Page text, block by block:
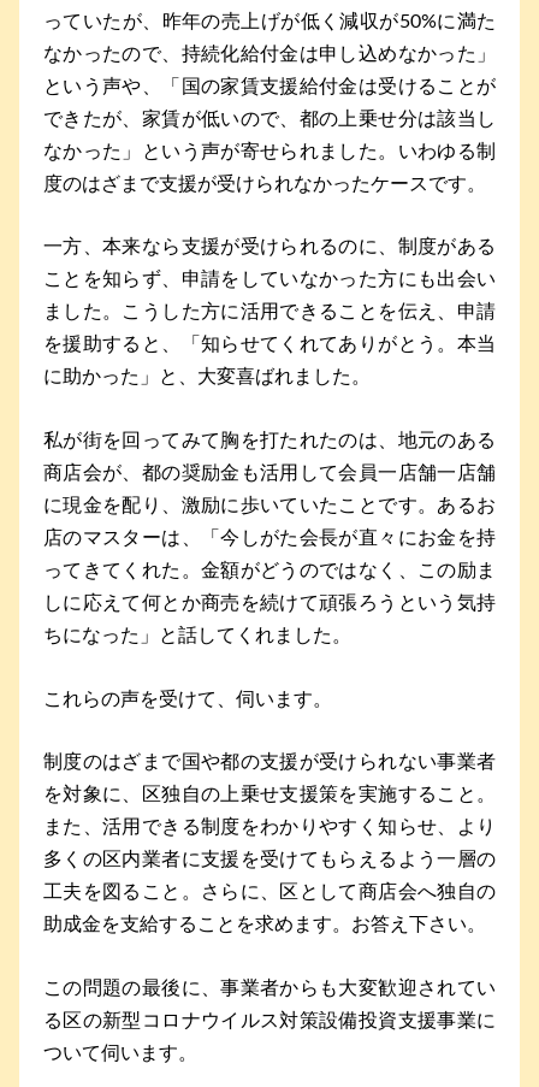
っていたが、昨年の売上げが低く減収が50%に満た
なかったので、持続化給付金は申し込めなかった」
という声や、「国の家賃支援給付金は受けることが
できたが、家賃が低いので、都の上乗せ分は該当し
なかった」という声が寄せられました。いわゆる制
度のはざまで支援が受けられなかったケースです。
一方、本来なら支援が受けられるのに、制度がある
ことを知らず、申請をしていなかった方にも出会い
ました。こうした方に活用できることを伝え、申請
を援助すると、「知らせてくれてありがとう。本当
に助かった」と、大変喜ばれました。
私が街を回ってみて胸を打たれたのは、地元のある
商店会が、都の奨励金も活用して会員一店舗一店舗
に現金を配り、激励に歩いていたことです。あるお
店のマスターは、「今しがた会長が直々にお金を持
ってきてくれた。金額がどうのではなく、この励ま
しに応えて何とか商売を続けて頑張ろうという気持
ちになった」と話してくれました。
これらの声を受けて、伺います。
制度のはざまで国や都の支援が受けられない事業者
を対象に、区独自の上乗せ支援策を実施すること。
また、活用できる制度をわかりやすく知らせ、より
多くの区内業者に支援を受けてもらえるよう一層の
工夫を図ること。さらに、区として商店会へ独自の
助成金を支給することを求めます。お答え下さい。
この問題の最後に、事業者からも大変歓迎されてい
る区の新型コロナウイルス対策設備投資支援事業に
ついて伺います。